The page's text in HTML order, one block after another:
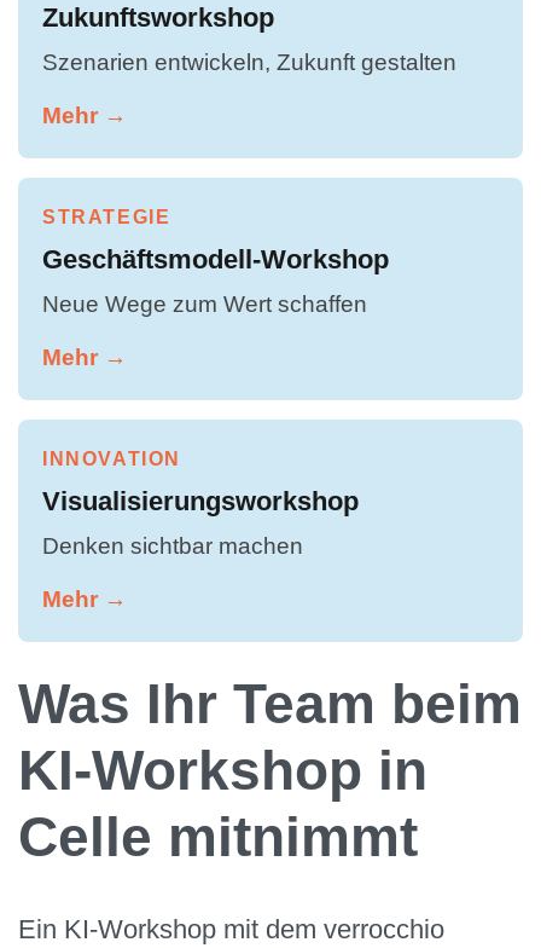
Zukunftsworkshop
Szenarien entwickeln, Zukunft gestalten
Mehr →
STRATEGIE
Geschäftsmodell-Workshop
Neue Wege zum Wert schaffen
Mehr →
INNOVATION
Visualisierungsworkshop
Denken sichtbar machen
Mehr →
Was Ihr Team beim
KI-Workshop in
Celle mitnimmt
Ein KI-Workshop mit dem verrocchio